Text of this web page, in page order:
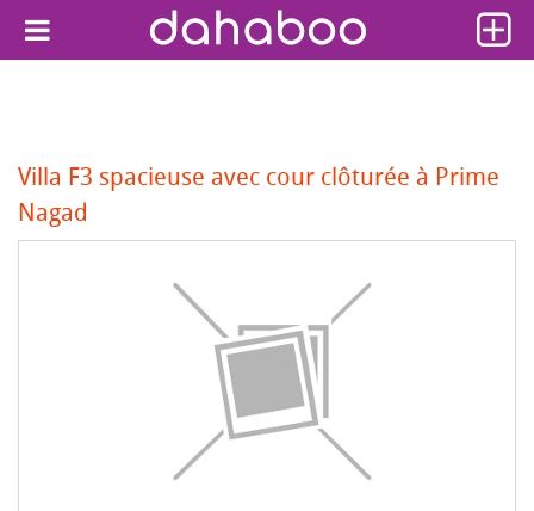
Villa F3 spacieuse avec cour clôturée à Prime
Nagad